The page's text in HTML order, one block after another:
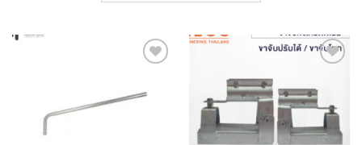
Add to Add to
wishlist